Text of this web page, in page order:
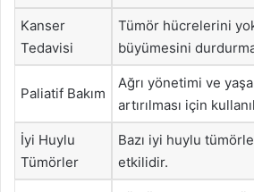
Kanser
Tedavisi
Tümör hücrelerini
büyümesini durdurma
Paliatif Bakım
Ağrı yönetimi ve
artırılması için
İyi Huylu
Tümörler
Bazı iyi huylu
etkilidir.